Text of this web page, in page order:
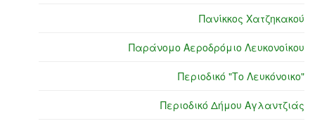
Πανίκκος Χατζηκακού
Παράνομο Αεροδρόμιο Λευκονοίκου
Περιοδικό "Το Λευκόνοικο"
Περιοδικό Δήμου Αγλαντζιάς